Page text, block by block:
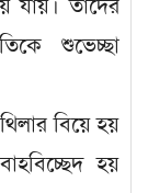
যায়। তাদের
শুভেচ্ছা
বিয়ে হয়
হয়